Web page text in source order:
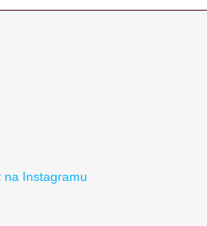
u
na Instagramu